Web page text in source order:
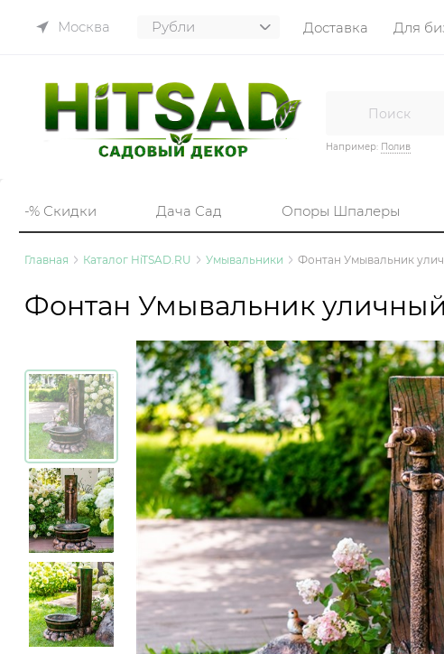
Москва Доставка Для
Например: Полив
-% Скидки Дача Сад Опоры Шпалеры
Главная Каталог HiTSAD.RU Умывальники Фонтан Умывальник
Фонтан Умывальник уличный